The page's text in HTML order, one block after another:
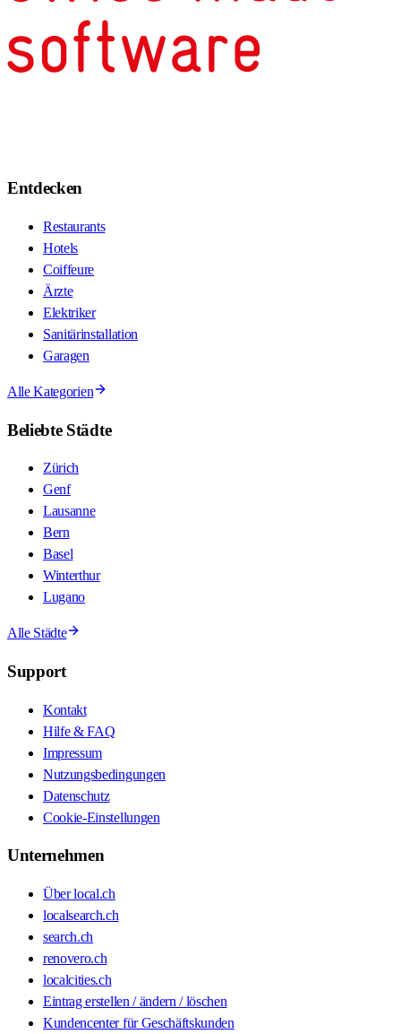
Entdecken
Restaurants
Hotels
Coiffeure
Ärzte
Elektriker
Sanitärinstallation
Garagen
Alle Kategorien
Beliebte Städte
Zürich
Genf
Lausanne
Bern
Basel
Winterthur
Lugano
Alle Städte
Support
Kontakt
Hilfe & FAQ
Impressum
Nutzungsbedingungen
Datenschutz
Cookie-Einstellungen
Unternehmen
Über local.ch
localsearch.ch
search.ch
renovero.ch
localcities.ch
Eintrag erstellen / ändern / löschen
Kundencenter für Geschäftskunden